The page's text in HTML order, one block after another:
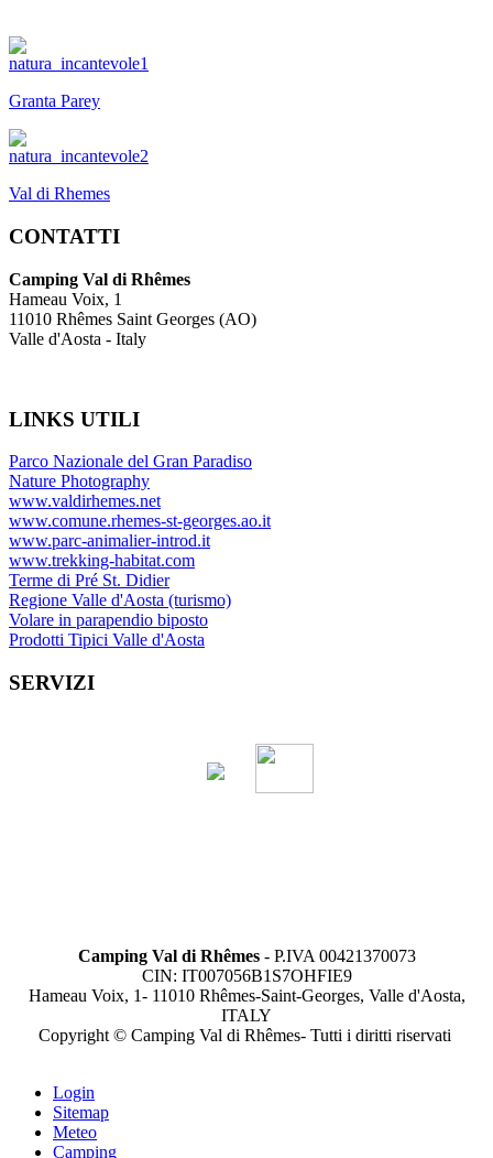
Granta Parey
Val di Rhemes
CONTATTI
Camping Val di Rhêmes
Hameau Voix, 1
11010 Rhêmes Saint Georges (AO)
Valle d'Aosta - Italy
LINKS UTILI
Parco Nazionale del Gran Paradiso
Nature Photography
www.valdirhemes.net
www.comune.rhemes-st-georges.ao.it
www.parc-animalier-introd.it
www.trekking-habitat.com
Terme di Pré St. Didier
Regione Valle d'Aosta (turismo)
Volare in parapendio biposto
Prodotti Tipici Valle d'Aosta
SERVIZI
Camping Val di Rhêmes- P.IVA 00421370073
CIN: IT007056B1S7OHFIE9
Hameau Voix, 1- 11010 Rhêmes-Saint-Georges, Valle d'Aosta,
ITALY
Copyright © Camping Val di Rhêmes- Tutti i diritti riservati
Login
Sitemap
Meteo
Camping